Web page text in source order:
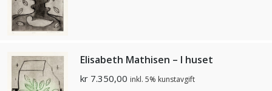
Elisabeth Mathisen – I huset
kr 7.350,00 inkl. 5% kunstavgift